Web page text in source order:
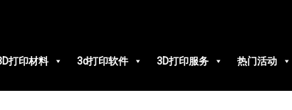
打印材料 3d打印软件 3D打印服务 热门活动